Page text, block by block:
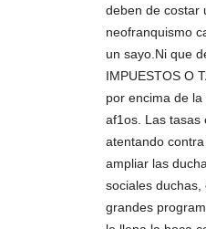
deben de costar
neofranquismo
un sayo.Ni que
IMPUESTOS O
por encima de
af1os. Las tasas
atentando
ampliar las
sociales
grandes